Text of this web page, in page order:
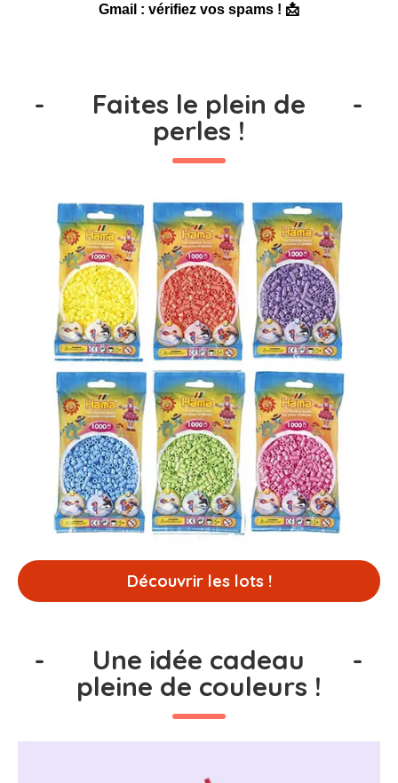
Gmail : vérifiez vos spams ! 📩
- Faites le plein de
perles !
-
Découvrir les lots !
- Une idée cadeau
pleine de couleurs !
-